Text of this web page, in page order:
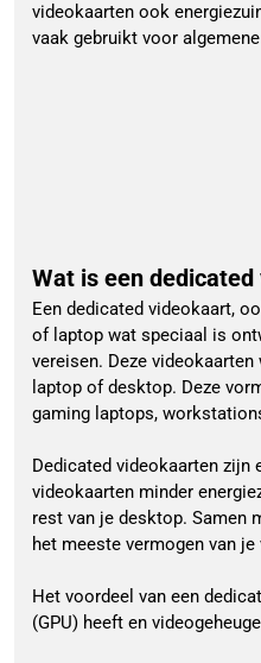
videokaarten ook
vaak gebruikt voor
Wat is een
Een dedicated videokaart,
of laptop wat speciaal is
vereisen. Deze
laptop of desktop. Deze
gaming laptops,
Dedicated videokaarten zijn
videokaarten minder
rest van je desktop. Samen
het meeste vermogen van je
Het voordeel van een
(GPU) heeft en